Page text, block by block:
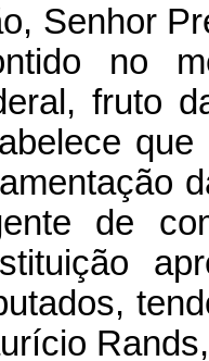
Senhor
no
fruto
de